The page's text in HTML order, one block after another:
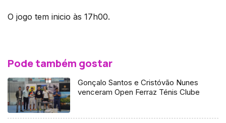
O jogo tem inicio às 17h00.
Pode também gostar
Gonçalo Santos e Cristóvão Nunes
venceram Open Ferraz Ténis Clube